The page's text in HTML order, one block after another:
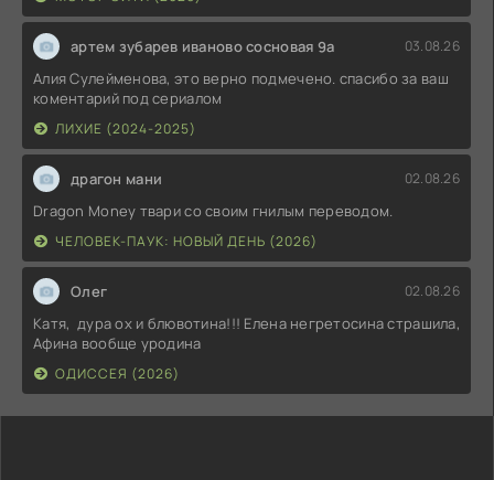
артем зубарев иваново сосновая 9а 03.08.26
Алия Сулейменова, это верно подмечено. спасибо за ваш
коментарий под сериалом
ЛИХИЕ (2024-2025)
драгон мани 02.08.26
Dragon Money твари со своим гнилым переводом.
ЧЕЛОВЕК-ПАУК: НОВЫЙ ДЕНЬ (2026)
Олег 02.08.26
Катя, дура ох и блювотина!!! Елена негретосина страшила,
Афина вообще уродина
ОДИССЕЯ (2026)